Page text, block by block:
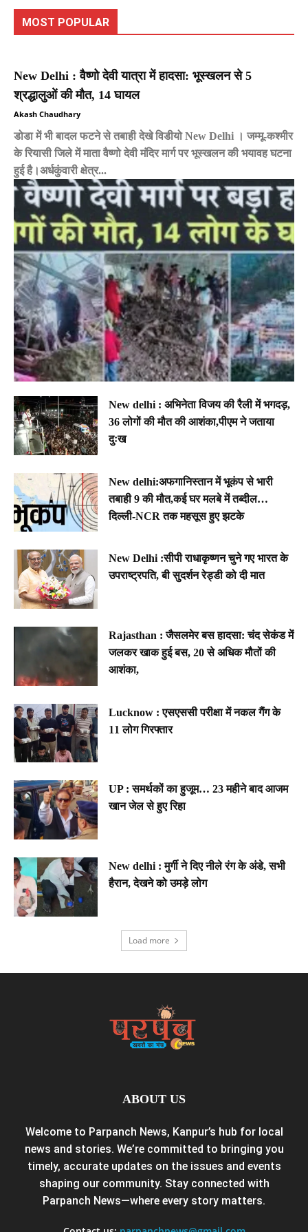
MOST POPULAR
New Delhi : वैष्णो देवी यात्रा में हादसा: भूस्खलन से 5
श्रद्धालुओं की मौत, 14 घायल
Akash Chaudhary
डोडा में भी बादल फटने से तबाही देखे विडीयो New Delhi । जम्मू-कश्मीर
के रियासी जिले में माता वैष्णो देवी मंदिर मार्ग पर भूस्खलन की भयावह घटना
हुई है।अर्धकुंवारी क्षेत्र...
New delhi : अभिनेता विजय की रैली में भगदड़,
36 लोगों की मौत की आशंका,पीएम ने जताया
दुःख
New delhi:अफगानिस्तान में भूकंप से भारी
तबाही 9 की मौत,कई घर मलबे में तब्दील…
दिल्ली-NCR तक महसूस हुए झटके
New Delhi :सीपी राधाकृष्णन चुने गए भारत के
उपराष्ट्रपति, बी सुदर्शन रेड्डी को दी मात
Rajasthan : जैसलमेर बस हादसा: चंद सेकंड में
जलकर खाक हुई बस, 20 से अधिक मौतों की
आशंका,
Lucknow : एसएससी परीक्षा में नकल गैंग के
11 लोग गिरफ्तार
UP : समर्थकों का हुजूम… 23 महीने बाद आजम
खान जेल से हुए रिहा
New delhi : मुर्गी ने दिए नीले रंग के अंडे, सभी
हैरान, देखने को उमड़े लोग
Load more
ABOUT US
Welcome to Parpanch News, Kanpur’s hub for local
news and stories. We’re committed to bringing you
timely, accurate updates on the issues and events
shaping our community. Stay connected with
Parpanch News—where every story matters.